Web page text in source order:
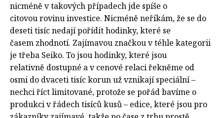
nicméně v takových případech jde spíše o
citovou rovinu investice. Nicméně neříkám, že se do
deseti tisíc nedají pořídit hodinky, které se
časem zhodnotí. Zajímavou značkou v téhle kategorii
je třeba Seiko. To jsou hodinky, které jsou
relativně dostupné a v cenové relaci řekněme od
osmi do dvaceti tisíc korun už vznikají speciální –
nechci říct limitované, protože se pořád bavíme o
produkci v řádech tisíců kusů – edice, které jsou pro